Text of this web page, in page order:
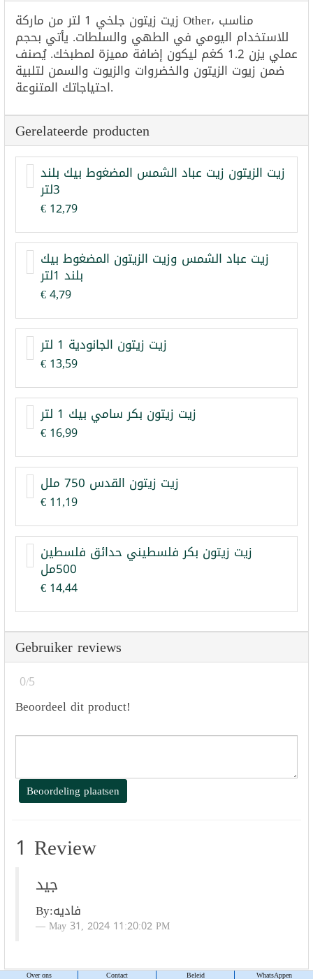
زيت زيتون جلخي 1 لتر من ماركة Other، مناسب
للاستخدام اليومي في الطهي والسلطات. يأتي بحجم
عملي يزن 1.2 كغم ليكون إضافة مميزة لمطبخك. يُصنف
ضمن زيوت الزيتون والخضروات والزيوت والسمن لتلبية
احتياجاتك المتنوعة.
Gerelateerde producten
زيت الزيتون زيت عباد الشمس المضغوط بيك بلند
3لتر
€ 12,79
زيت عباد الشمس وزيت الزيتون المضغوط بيك
بلند 1لتر
€ 4,79
زيت زيتون الجانودية 1 لتر
€ 13,59
زيت زيتون بكر سامي بيك 1 لتر
€ 16,99
زيت زيتون القدس 750 ملل
€ 11,19
زيت زيتون بكر فلسطيني حدائق فلسطين
500مل
€ 14,44
Gebruiker reviews
0/5
Beoordeel dit product!
Beoordeling plaatsen
1 Review
جيد
By:فاديه
May 31, 2024 11:20:02 PM
Over ons Contact Beleid WhatsAppen